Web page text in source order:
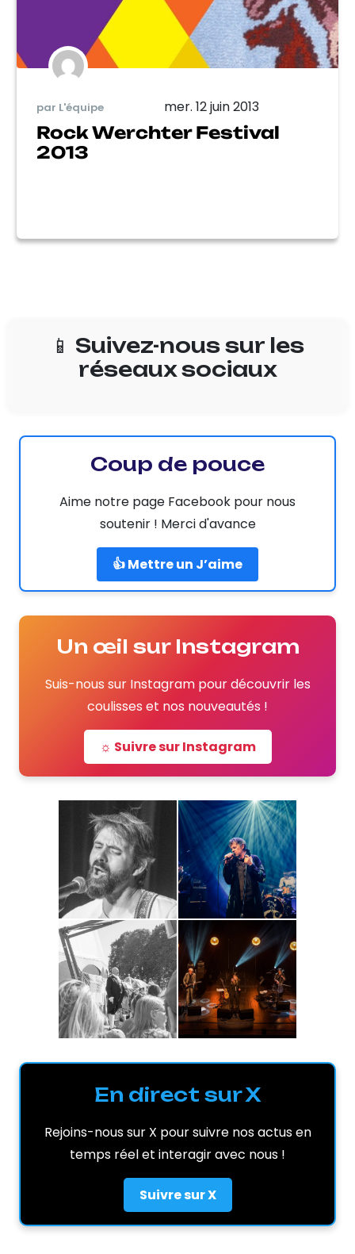
par L'équipe mer. 12 juin 2013
Rock Werchter Festival
2013
📱 Suivez-nous sur les
réseaux sociaux
Coup de pouce
Aime notre page Facebook pour nous
soutenir ! Merci d'avance
👍 Mettre un J’aime
Un œil sur Instagram
Suis-nous sur Instagram pour découvrir les
coulisses et nos nouveautés !
☼ Suivre sur Instagram
En direct sur X
Rejoins-nous sur X pour suivre nos actus en
temps réel et interagir avec nous !
Suivre sur X